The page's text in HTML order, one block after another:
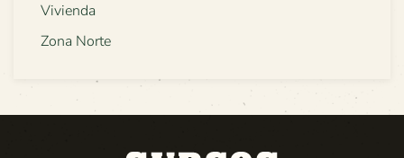
Vivienda
Zona Norte